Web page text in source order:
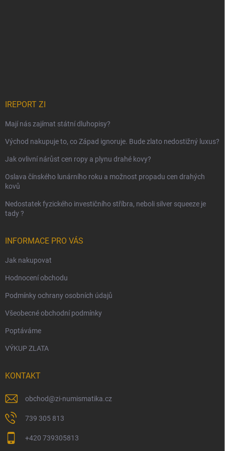
IREPORT ZI
Mají nás zajímat státní dluhopisy?
Východ nakupuje to, co Západ ignoruje. Bude zlato nedostižný luxus?
Jak ovlivní nárůst cen ropy a plynu drahé kovy?
Oslava čínského lunárního roku a možnost propadu cen drahých
kovů
Nedostatek fyzického investičního stříbra, neboli silver squeeze je
tady ?
INFORMACE PRO VÁS
Jak nakupovat
Hodnocení obchodu
Podmínky ochrany osobních údajů
Všeobecné obchodní podmínky
Poptáváme
VÝKUP ZLATA
KONTAKT
obchod@zi-numismatika.cz
739 305 813
+420 739305813